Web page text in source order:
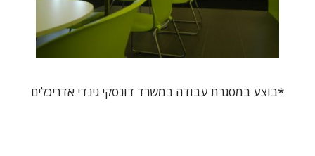
*בוצע במסגרת עבודה במשרד דונסקי גינדי אדריכלים